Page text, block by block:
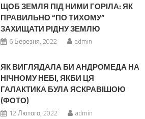
ЩОБ ЗЕМЛЯ ПІД НИМИ ГОРІЛА: ЯК
ПРАВИЛЬНО “ПО ТИХОМУ”
ЗАХИЩАТИ РІДНУ ЗЕМЛЮ
6 Березня, 2022 admin
ЯК ВИГЛЯДАЛА БИ АНДРОМЕДА НА
НІЧНОМУ НЕБІ, ЯКБИ ЦЯ
ГАЛАКТИКА БУЛА ЯСКРАВІШОЮ
(ФОТО)
12 Лютого, 2022 admin